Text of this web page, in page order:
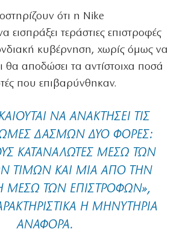
ότι η Nike
εισπράξει τεράστιες επιστροφές
κυβέρνηση, χωρίς όμως να
θα αποδώσει τα αντίστοιχα ποσά
που επιβαρύνθηκαν.
ΝΑ ΑΝΑΚΤΉΣΕΙ ΤΙΣ
ΔΑΣΜΏΝ ΔΎΟ ΦΟΡΈΣ:
ΚΑΤΑΝΑΛΩΤΈΣ ΜΈΣΩ ΤΩΝ
ΤΙΜΏΝ ΚΑΙ ΜΊΑ ΑΠΌ ΤΗΝ
ΜΈΣΩ ΤΩΝ ΕΠΙΣΤΡΟΦΏΝ»,
Η ΜΗΝΥΤΉΡΙΑ
ΑΝΑΦΟΡΆ.